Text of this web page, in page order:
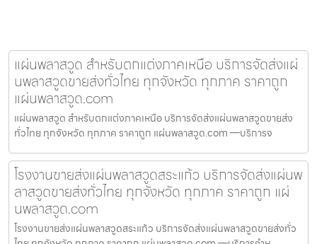
แผ่นพลาสวูด สำหรับตกแต่งภาคเหนือ บริการจัดส่งแผ่
นพลาสวูดขายส่งทั่วไทย ทุกจังหวัด ทุกภาค ราคาถูก
แผ่นพลาสวูด.com
แผ่นพลาสวูด สำหรับตกแต่งภาคเหนือ บริการจัดส่งแผ่นพลาสวูดขายส่ง
ทั่วไทย ทุกจังหวัด ทุกภาค ราคาถูก แผ่นพลาสวูด.com —บริการจ
โรงงานขายส่งแผ่นพลาสวูดสระแก้ว บริการจัดส่งแผ่นพ
ลาสวูดขายส่งทั่วไทย ทุกจังหวัด ทุกภาค ราคาถูก แผ่
นพลาสวูด.com
โรงงานขายส่งแผ่นพลาสวูดสระแก้ว บริการจัดส่งแผ่นพลาสวูดขายส่งทั่ว